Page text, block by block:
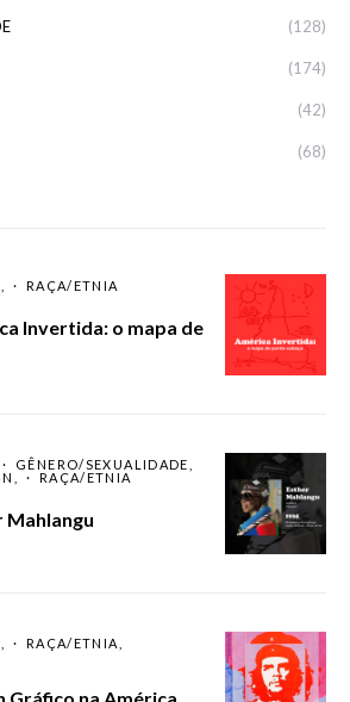
(128)
(174)
(42)
(68)
RAÇA/ETNIA
Invertida: o mapa de
GÊNERO/SEXUALIDADE
RAÇA/ETNIA
Mahlangu
RAÇA/ETNIA